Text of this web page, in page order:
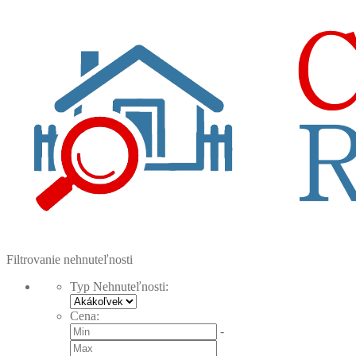
Filtrovanie nehnuteľnosti
Typ Nehnuteľnosti:
Cena:
-